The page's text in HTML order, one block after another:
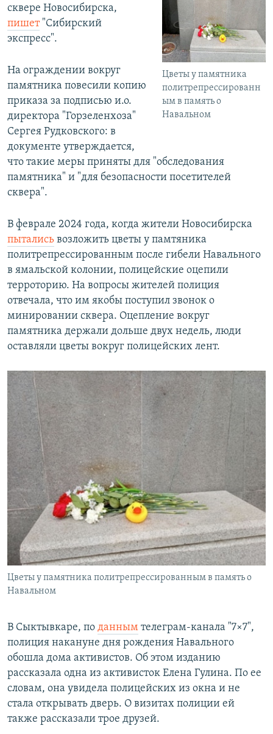
Цветы у памятника
политрепрессированн
ым в память о
Навальном
сквере Новосибирска,
пишет"Сибирский
экспресс".
На ограждении вокруг
памятника повесили копию
приказа за подписью и.о.
директора "Горзеленхоза"
Сергея Рудковского: в
документе утверждается,
что такие меры приняты для "обследования
памятника" и "для безопасности посетителей
сквера".
В феврале 2024 года, когда жители Новосибирска
пытались возложить цветы у памтяника
политрепрессированным после гибели Навального
в ямальской колонии, полицейские оцепили
терроторию. На вопросы жителей полиция
отвечала, что им якобы поступил звонок о
минировании сквера. Оцепление вокруг
памятника держали дольше двух недель, люди
оставляли цветы вокруг полицейских лент.
Цветы у памятника политрепрессированным в память о
Навальном
В Сыктывкаре, по данным телеграм-канала "7×7",
полиция накануне дня рождения Навального
обошла дома активистов. Об этом изданию
рассказала одна из активисток Елена Гулина. По ее
словам, она увидела полицейских из окна и не
стала открывать дверь. О визитах полиции ей
также рассказали трое друзей.